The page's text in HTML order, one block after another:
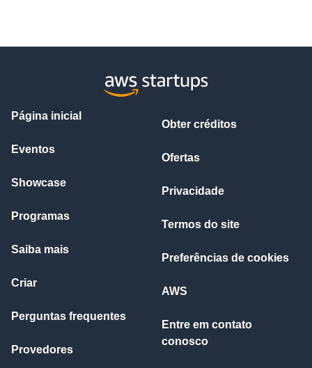
Página inicial
Eventos
Showcase
Programas
Saiba mais
Criar
Perguntas frequentes
Provedores
Obter créditos
Ofertas
Privacidade
Termos do site
Preferências de cookies
AWS
Entre em contato
conosco